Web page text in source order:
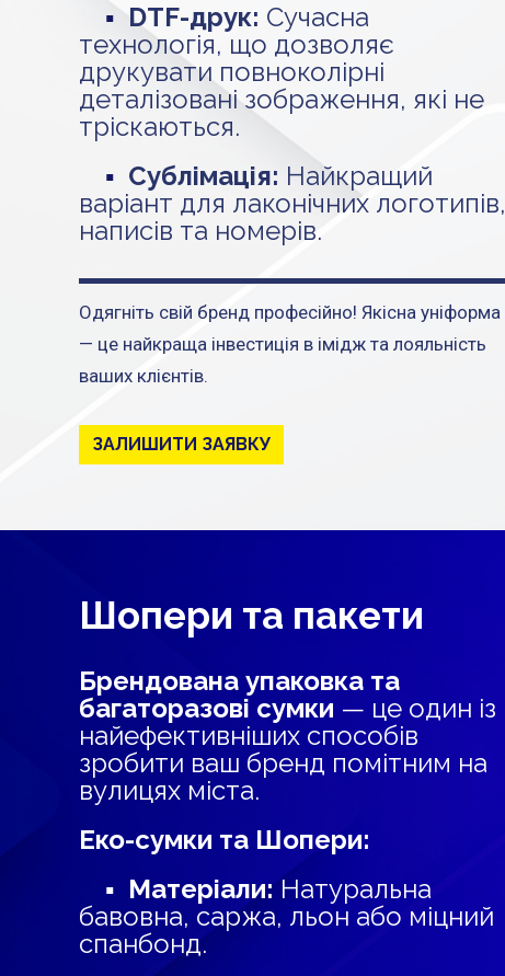
▪ DTF-друк: Сучасна
технологія, що дозволяє
друкувати повноколірні
деталізовані зображення, які не
тріскаються.
▪ Сублімація: Найкращий
варіант для лаконічних логотипів,
написів та номерів.
Одягніть свій бренд професійно! Якісна уніформа
— це найкраща інвестиція в імідж та лояльність
ваших клієнтів.
ЗАЛИШИТИ ЗАЯВКУ
Шопери та пакети
Брендована упаковка та
багаторазові сумки — це один із
найефективніших способів
зробити ваш бренд помітним на
вулицях міста.
Еко-сумки та Шопери:
▪ Матеріали:Натуральна
бавовна, саржа, льон або міцний
спанбонд.